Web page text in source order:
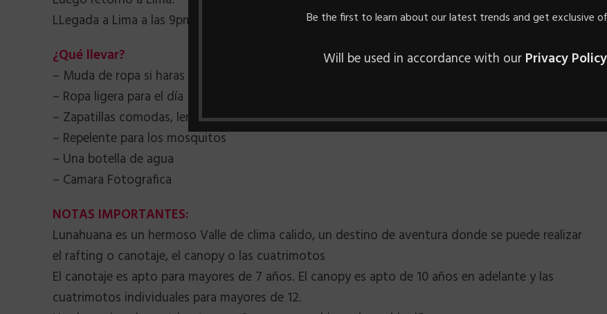
Be the first to learn about our latest trends and get exclusive
Will be used in accordance with our Privacy Policy
LLegada a Lima a las 9pm aprox
¿Qué llevar?
– Muda de ropa si haras canotaje
– Ropa ligera para el día
– Zapatillas comodas, lentes de sol, bloqueador, gorros
– Repelente para los mosquitos
– Una botella de agua
– Camara Fotografica
NOTAS IMPORTANTES:
Lunahuana es un hermoso Valle de clima calido, un destino de aventura donde se puede realizar
el rafting o canotaje, el canopy o las cuatrimotos
El canotaje es apto para mayores de 7 años. El canopy es apto de 10 años en adelante y las
cuatrimotos individuales para mayores de 12.